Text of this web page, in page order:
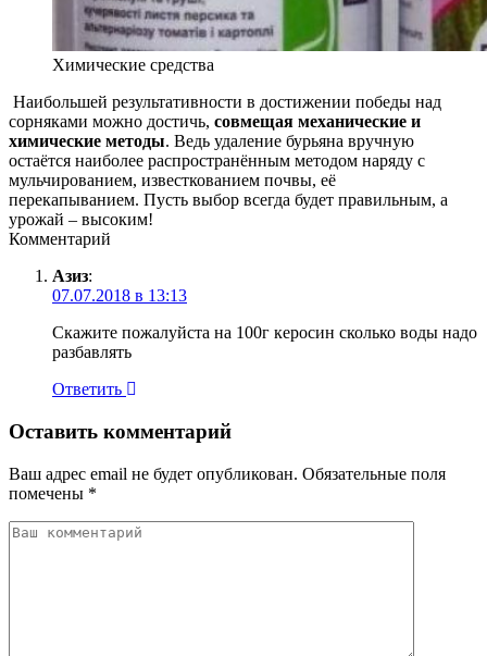
Химические средства
Наибольшей результативности в достижении победы над
сорняками можно достичь, совмещая механические и
химические методы. Ведь удаление бурьяна вручную
остаётся наиболее распространённым методом наряду с
мульчированием, известкованием почвы, её
перекапыванием. Пусть выбор всегда будет правильным, а
урожай – высоким!
Комментарий
Азиз:
07.07.2018 в 13:13
Скажите пожалуйста на 100г керосин сколько воды надо
разбавлять
Ответить
Оставить комментарий
Ваш адрес email не будет опубликован. Обязательные поля
помечены *